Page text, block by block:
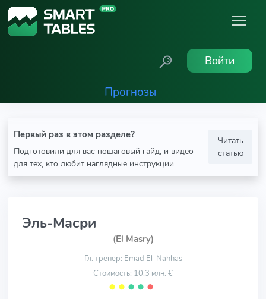
Войти
Прогнозы
Первый раз в этом разделе?
Подготовили для вас пошаговый гайд, и видео
для тех, кто любит наглядные инструкции
Читать
статью
Эль-Масри
(El Masry)
Гл. тренер: Emad El-Nahhas
Стоимость: 10.3 млн. €
⬤ ⬤ ⬤ ⬤ ⬤